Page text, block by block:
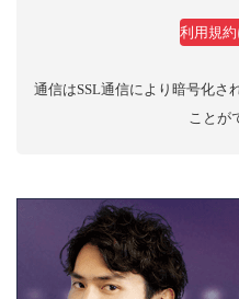
通信はSSL通信により暗号化さ
ことが